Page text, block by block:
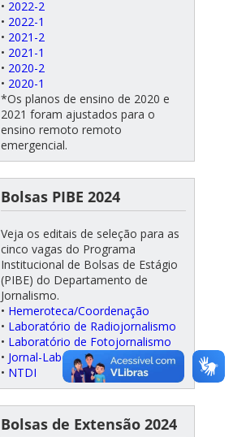
• 2022-2
• 2022-1
• 2021-2
• 2021-1
• 2020-2
• 2020-1
*Os planos de ensino de 2020 e
2021 foram ajustados para o
ensino remoto remoto
emergencial.
Bolsas PIBE 2024
Veja os editais de seleção para as
cinco vagas do Programa
Institucional de Bolsas de Estágio
(PIBE) do Departamento de
Jornalismo.
• Hemeroteca/Coordenação
• Laboratório de Radiojornalismo
• Laboratório de Fotojornalismo
• Jornal-Laboratório Zero
• NTDI
Bolsas de Extensão 2024